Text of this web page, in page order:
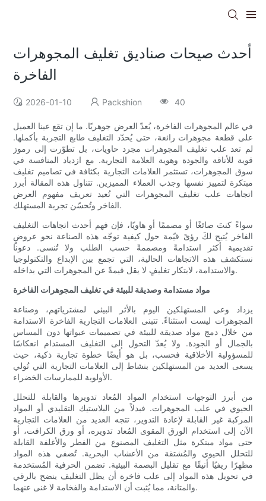
أحدث صيحات صناديق تغليف المجوهرات
الفاخرة
2026-01-10 Packshion 40
في عالم المجوهرات الفاخرة، يُعدّ العرض جوهريًا. ما إن تقع عينا العميل
على قطعة مجوهرات رائعة، حتى يُحدّد التغليف طابع التجربة بأكملها.
لم تعد علب تغليف المجوهرات مجرد حاويات، بل تطوّرت إلى رموز
قوية للأناقة والجودة وهوية العلامة التجارية. مع ازدياد المنافسة في
سوق المجوهرات، تستثمر العلامات التجارية بكثافة في تصاميم تغليف
مبتكرة لتمييز نفسها وجذب العملاء المميزين. تتناول هذه المقالة أبرز
اتجاهات علب تغليف المجوهرات التي تُعيد تعريف مفهوم العرض
الفاخر وتُحسّن تجربة المستهلك.
سواءً كنتَ صائغًا أو مصممًا أو هاويًا، فإن فهم أحدث اتجاهات التغليف
الفاخر يُتيح لكَ رؤىً قيّمة حول كيفية توجّه هذه الصناعة نحو عروضٍ
تقديمية أكثر استدامةً ومصممةً حسب الطلب ولا تُنسى. دعونا
نستكشف هذه الاتجاهات الحالية، التي تجمع بين الإبداع والتكنولوجيا
والاستدامة، لابتكار تغليفٍ لا يقل قيمةً عن المجوهرات التي بداخله.
مواد مستدامة وصديقة للبيئة في تغليف المجوهرات الفاخرة
يزداد وعي المستهلكين اليوم بالأثر البيئي لمشترياتهم، وصناعة
المجوهرات ليست استثناءً. تتبنى العلامات التجارية الفاخرة الاستدامة
من خلال دمج مواد صديقة للبيئة في تصميمات عبواتها دون المساس
بالجمال أو الجودة. ولا يُعدّ التحول إلى التغليف المستدام انعكاسًا
للمسؤولية الأخلاقية فحسب، بل هو أيضًا خطوة تجارية ذكية، حيث
يسعى العديد من المستهلكين بنشاط إلى العلامات التجارية التي تُولي
الأولوية للممارسات الخضراء.
من أبرز التوجهات استخدام المواد المُعاد تدويرها والقابلة للتحلل
الحيوي في علب المجوهرات. فبدلاً من البلاستيك التقليدي أو المواد
المركبة غير القابلة لإعادة التدوير، تتجه العديد من العلامات التجارية
الآن إلى استخدام الورق المقوى المُعاد تدويره، أو ورق الكرافت، أو
حتى مواد مبتكرة مثل التغليف المصنوع من الفطر والأغلفة القابلة
للتحلل الحيوي والمُشتقة من الأعشاب البحرية. تُضفي هذه المواد
مظهرًا ريفيًا أنيقًا مع تقليل البصمة البيئية. تضمن الحرفية المُستخدمة
في تحويل هذه المواد إلى علب فاخرة أن يظل التغليف ينضح بالرقي
والمتانة، مما يُثبت أن الاستدامة والفخامة لا غنى عنهما.